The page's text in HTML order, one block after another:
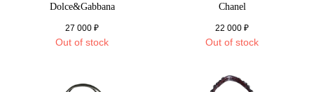
Dolce&Gabbana
27 000 ₽
Out of stock
Chanel
22 000 ₽
Out of stock